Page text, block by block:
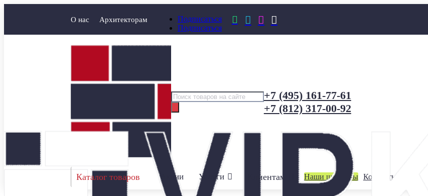
О нас Архитекторам
Подписаться
Подписаться
   
Поиск
товаров
+7 (495) 161-77-61
+7 (812) 317-00-92
Каталог товаров Акции Услуги Клиентам Наши шоурумы Контакты